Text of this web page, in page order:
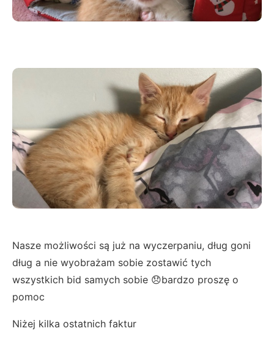
Nasze możliwości są już na wyczerpaniu, dług goni
dług a nie wyobrażam sobie zostawić tych
wszystkich bid samych sobie 😞bardzo proszę o
pomoc
Niżej kilka ostatnich faktur